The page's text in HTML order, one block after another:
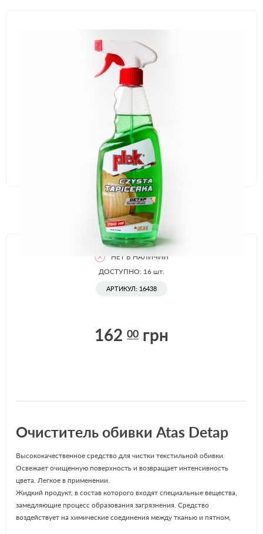
НЕТ В НАЛИЧИИ
ДОСТУПНО: 16 шт.
АРТИКУЛ: 16438
162 00 грн
Очиститель обивки Atas Detap
Высококачественное средство для чистки текстильной обивки.
Освежает очищенную поверхность и возвращает интенсивность
цвета. Легкое в применении.
Жидкий продукт, в состав которого входят специальные вещества,
замедляющие процесс образования загрязнения. Средство
воздействует на химические соединения между тканью и пятном,